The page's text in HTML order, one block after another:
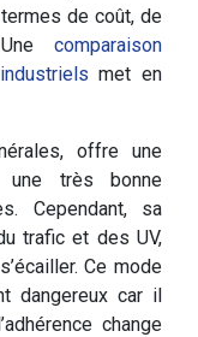
de coût, de
comparaison
met en
offre une
une très bonne
Cependant, sa
trafic et des UV,
Ce mode
dangereux car il
change